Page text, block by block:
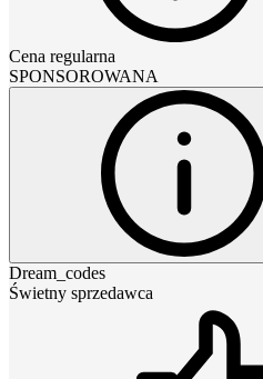
Cena regularna
SPONSOROWANA
Dream_codes
Świetny sprzedawca